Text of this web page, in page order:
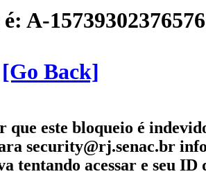
A-
[Go Back]
que este bloqueio é
security@rj.senac.br
tentando acessar e seu ID